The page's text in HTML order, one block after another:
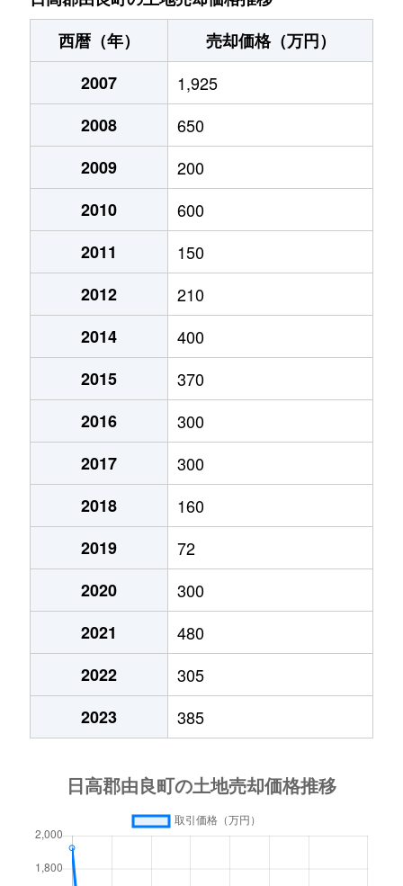
西暦（年）
売却価格（万円）
2007
1,925
2008
650
2009
200
2010
600
2011
150
2012
210
2014
400
2015
370
2016
300
2017
300
2018
160
2019
72
2020
300
2021
480
2022
305
2023
385